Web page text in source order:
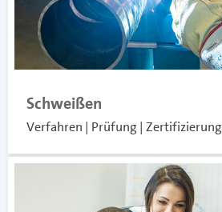
Schweißen
Verfahren | Prüfung | Zertifizierung